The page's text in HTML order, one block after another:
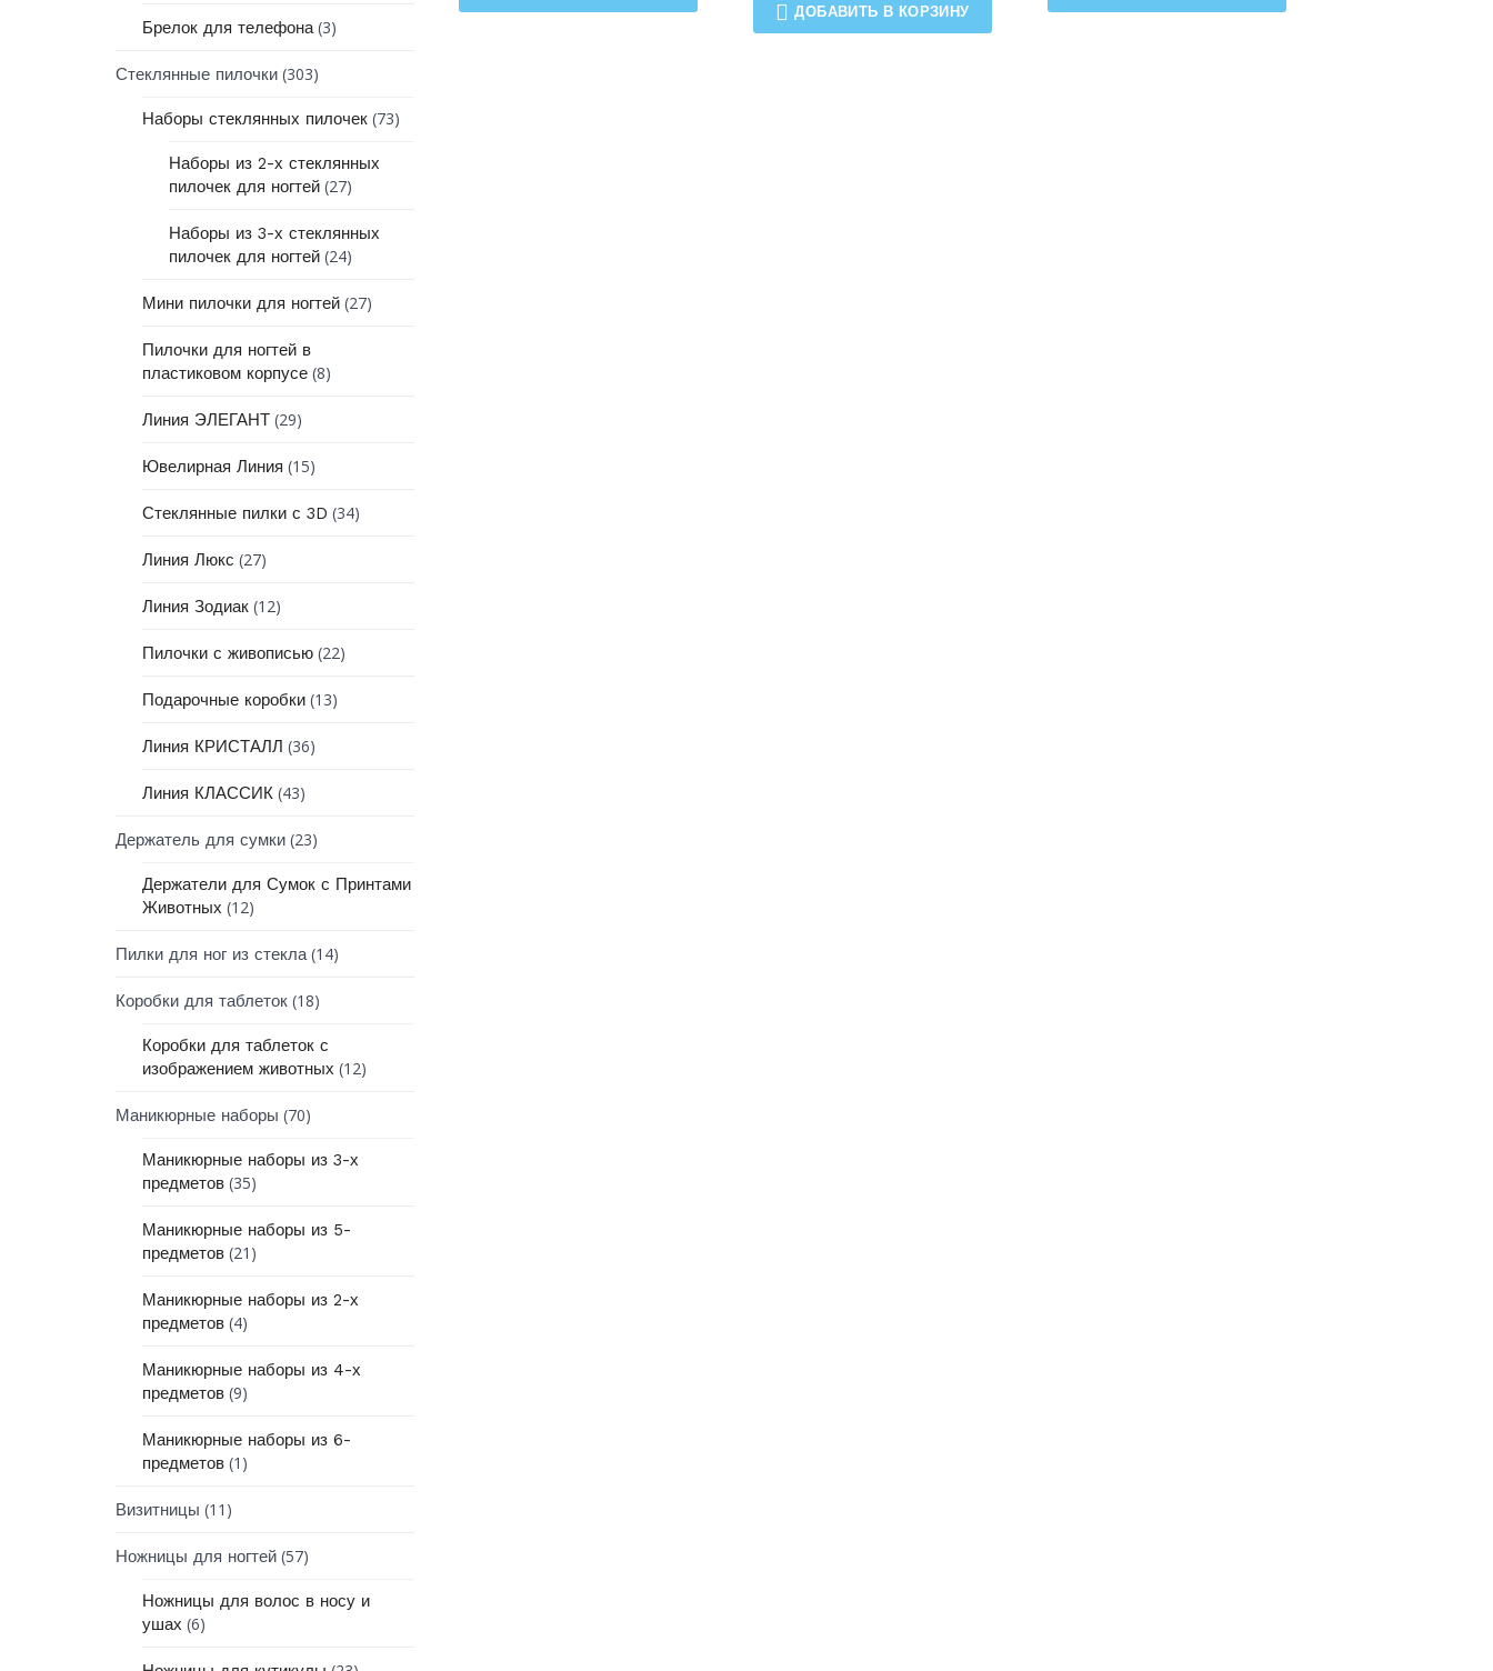
Брелок для телефона (3)
Стеклянные пилочки (303)
Наборы стеклянных пилочек (73)
Наборы из 2-х стеклянных
пилочек для ногтей (27)
Наборы из 3-х стеклянных
пилочек для ногтей (24)
Мини пилочки для ногтей (27)
Пилочки для ногтей в
пластиковом корпусе (8)
Линия ЭЛЕГАНТ (29)
Ювелирная Линия (15)
Стеклянные пилки с 3D (34)
Линия Люкс (27)
Линия Зодиак (12)
Пилочки с живописью (22)
Подарочные коробки (13)
Линия КРИСТАЛЛ (36)
Линия КЛАССИК (43)
Держатель для сумки (23)
Держатели для Сумок с Принтами
Животных (12)
Пилки для ног из стекла (14)
Коробки для таблеток (18)
Коробки для таблеток с
изображением животных (12)
Маникюрные наборы (70)
Маникюрные наборы из 3-х
предметов (35)
Маникюрные наборы из 5-
предметов (21)
Маникюрные наборы из 2-х
предметов (4)
Маникюрные наборы из 4-х
предметов (9)
Маникюрные наборы из 6-
предметов (1)
Визитницы (11)
Ножницы для ногтей (57)
Ножницы для волос в носу и
ушах (6)
ДОБАВИТЬ В КОРЗИНУ